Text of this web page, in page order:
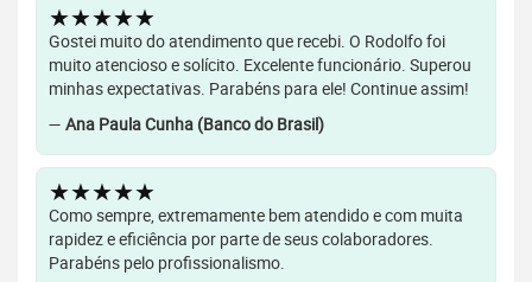
★★★★★
Gostei muito do atendimento que recebi. O Rodolfo foi
muito atencioso e solícito. Excelente funcionário. Superou
minhas expectativas. Parabéns para ele! Continue assim!
— Ana Paula Cunha (Banco do Brasil)
★★★★★
Como sempre, extremamente bem atendido e com muita
rapidez e eficiência por parte de seus colaboradores.
Parabéns pelo profissionalismo.